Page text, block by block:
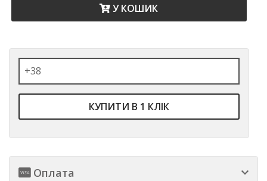
У КОШИК
КУПИТИ В 1 КЛІК
Оплата